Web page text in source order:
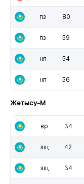
пз 80
пз 59
нп 54
нп 56
Жетысу-М
вр 34
зщ 42
зщ 34